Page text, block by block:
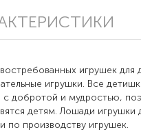
игрушек для
игрушки. Все
добротой и мудростью,
детям. Лошади игрушки
по производству игрушек.